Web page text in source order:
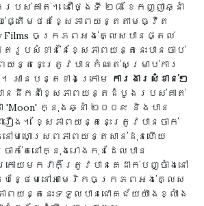
បស់គាត់។ នៅថ្ងៃទី ២៨ ខែកញ្ញាឆ្នាំ
ផ្តើមថតខ្សែភាពយន្តតាមធ្វីត
Films ចក្រភពអង់គ្លេសបានផ្តល់
រូបសំខាន់នៃខ្សែភាពយន្តនេះបានចាប់
ពយន្តនេះត្រូវបានកំណត់សម្រាប់ការ
។ អានបន្តខាងក្រោម ការងារសំខាន់ៗ
បានដឹកនាំខ្សែភាពយន្តដំបូងរបស់គាត់
'Moon' ក្នុងឆ្នាំ ២០០៩ និងបាន
ឿង។ ខ្សែភាពយន្តនេះត្រូវបានចាក់
នៅមហោស្រពភាពយន្តសាន់ដុនហើយ
ក់តែនៅក្នុងរោងកុនដែលបាន
រោយមកវាក៏ត្រូវបានគេដាក់បញ្ចាំងនៅ
ន្ថែមនៅអាមេរិកចក្រភពអង់គ្លេស
យន្តនេះទទួលបានជោគជ័យយ៉ាងខ្លាំង